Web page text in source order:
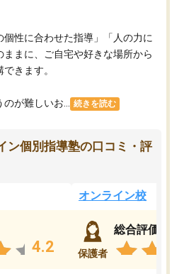
個性に合わせた指導」「人の力に
ままに、ご自宅や好きな場所から
きます。
が難しいお... 続きを読む
ン個別指導塾の口コミ・評
4.2
オンライン校
保護者
総合評価